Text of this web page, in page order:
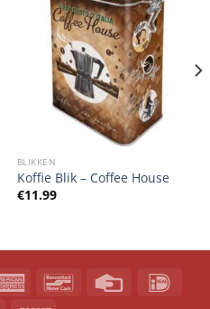
BLIKKEN
Koffie Blik – Coffee House
€11.99